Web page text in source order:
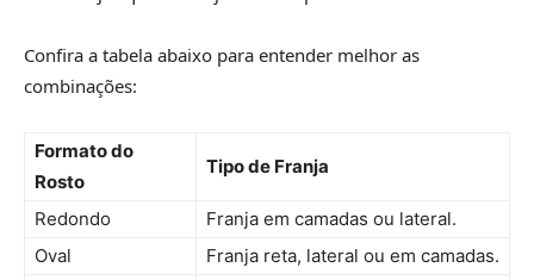
Confira a tabela abaixo para entender melhor as
combinações:
Formato do
Rosto
Tipo de Franja
Redondo
Franja em camadas ou lateral.
Oval
Franja reta, lateral ou em camadas.